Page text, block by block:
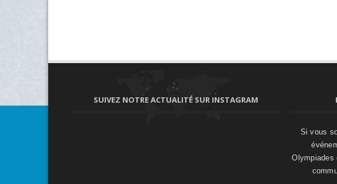
SUIVEZ NOTRE ACTUALITÉ SUR INSTAGRAM
Si vous
Olympiades